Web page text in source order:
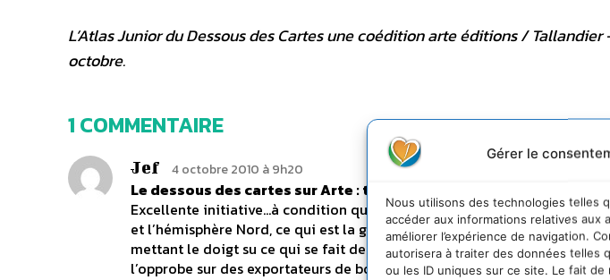
Gérer le
Nous utilisons des technologies telles
accéder aux informations relatives aux
améliorer l’expérience de navigation.
autorisera à traiter des données telles
ou les ID uniques sur ce site. Le fait
L’Atlas Junior du Dessous des Cartes une coédition arte éditions /
octobre.
1 COMMENTAIRE
Jef 4 octobre 2010 à 9h20
Le dessous des cartes sur Arte : trois numéros sur l’état des forêts
Excellente initiative…à condition qu’un certain nombre d’amalgammes
et l’hémisphère Nord, ce qui est la grande spécialité de certaines ONG.
mettant le doigt su ce qui se fait de mal en matière d’exploitation
l’opprobe sur des exportateurs de bois bardés de certifications et qui